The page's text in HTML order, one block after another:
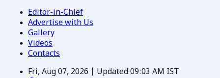
Editor-in-Chief
Advertise with Us
Gallery
Videos
Contacts
Fri, Aug 07, 2026 | Updated 09:03 AM IST